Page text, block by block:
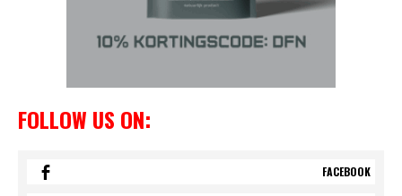
FOLLOW US ON:
FACEBOOK